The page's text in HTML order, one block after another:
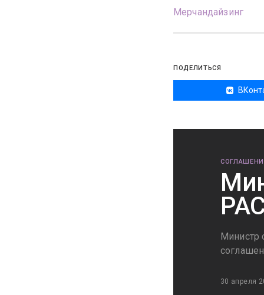
Мерчандайзинг
ПОДЕЛИТЬСЯ
Министр
30 апреля